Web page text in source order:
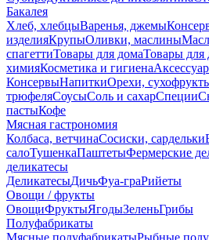
Бакалея
Хлеб, хлебцыВаренья, джемы
изделияКрупыОливки, маслины
спагеттиТовары для домаТовары для
химияКосметика и гигиена
КонсервыНапиткиОрехи,
трюфеляСоусыСоль и сахарСпеции
пастыКофе
Мясная гастрономия
Колбаса, ветчинаСосиски, сардельки
салоТушенкаПаштетыФермерские
деликатесы
ДеликатесыДичьФуа-граРийеты
Овощи / фрукты
ОвощиФруктыЯгодыЗеленьГрибы
Полуфабрикаты
Мясные полуфабрикатыРыбные